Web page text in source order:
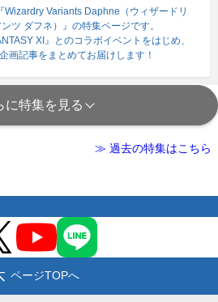
『Wizardry Variants Daphne（ウィザードリ
ツ ダフネ）』の特集ページです。
XI』とのコラボイベントをはじめ、
画記事をまとめてお届けします！
に特集を見る
≫ 過去の特集はこちら
ページTOPへ